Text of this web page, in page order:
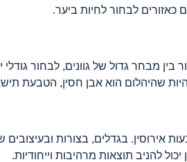
כאזורים לבחור לחיות ביער.
בין מבחר גדול של גוונים, לבחור
שהיהלום הוא אבן חסין, הטבעת
אירוסין. בגדלים, בצורות
להניב תוצאות מרהיבות וייחודיות.